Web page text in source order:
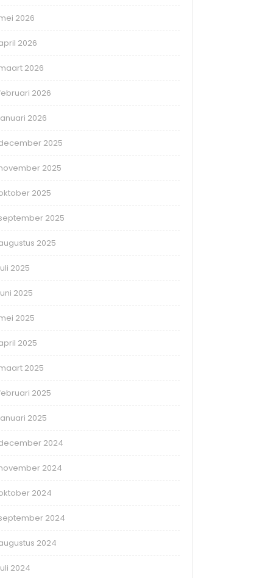
2026
2026
2026
2026
2026
2025
2025
2025
2025
2025
2025
2025
2025
2025
2025
2025
2025
2024
2024
2024
2024
2024
2024